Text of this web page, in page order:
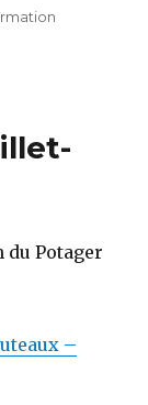
Potager
–